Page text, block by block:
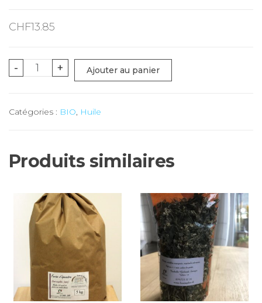
CHF13.85
-
quantité
COLZA
-
(n°5)
+ Ajouter au panier
Catégories : BIO, Huile
Produits similaires